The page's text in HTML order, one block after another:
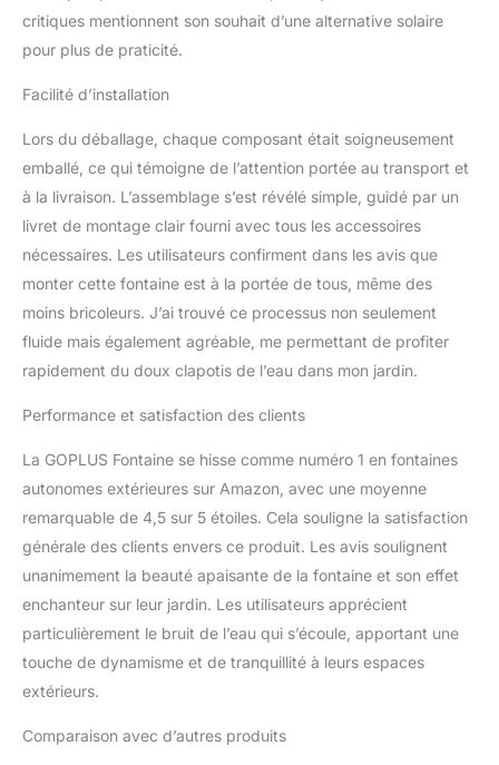
l'extérieur, notre fontaine
l'atmosphère naturelle.
Entretien et installation facile:
Ayant une structure
relativement simple et doté
permet de vous aider à
réaliser une installation
rapide. La surface lisse et la
poignée antirouille rendent
entretenir et à nettoyer.
critiques mentionnent son souhait d’une alternative solaire
pour plus de praticité.
Facilité d’installation
Lors du déballage, chaque composant était soigneusement
emballé, ce qui témoigne de l’attention portée au transport et
à la livraison. L’assemblage s’est révélé simple, guidé par un
livret de montage clair fourni avec tous les accessoires
nécessaires. Les utilisateurs confirment dans les avis que
monter cette fontaine est à la portée de tous, même des
moins bricoleurs. J’ai trouvé ce processus non seulement
fluide mais également agréable, me permettant de profiter
rapidement du doux clapotis de l’eau dans mon jardin.
Performance et satisfaction des clients
La GOPLUS Fontaine se hisse comme numéro 1 en fontaines
autonomes extérieures sur Amazon, avec une moyenne
remarquable de 4,5 sur 5 étoiles. Cela souligne la satisfaction
générale des clients envers ce produit. Les avis soulignent
unanimement la beauté apaisante de la fontaine et son effet
enchanteur sur leur jardin. Les utilisateurs apprécient
particulièrement le bruit de l’eau qui s’écoule, apportant une
touche de dynamisme et de tranquillité à leurs espaces
extérieurs.
Comparaison avec d’autres produits